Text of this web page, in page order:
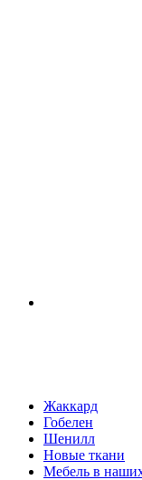
Жаккард
Гобелен
Шенилл
Новые ткани
Мебель в